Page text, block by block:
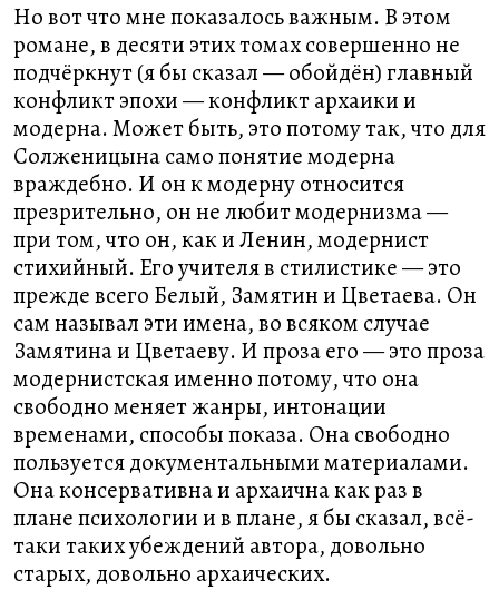
Но вот что мне показалось важным. В этом
романе, в десяти этих томах совершенно не
подчёркнут (я бы сказал — обойдён) главный
конфликт эпохи — конфликт архаики и
модерна. Может быть, это потому так, что для
Солженицына само понятие модерна
враждебно. И он к модерну относится
презрительно, он не любит модернизма —
при том, что он, как и Ленин, модернист
стихийный. Его учителя в стилистике — это
прежде всего Белый, Замятин и Цветаева. Он
сам называл эти имена, во всяком случае
Замятина и Цветаеву. И проза его — это проза
модернистская именно потому, что она
свободно меняет жанры, интонации
временами, способы показа. Она свободно
пользуется документальными материалами.
Она консервативна и архаична как раз в
плане психологии и в плане, я бы сказал, всё-
таки таких убеждений автора, довольно
старых, довольно архаических.